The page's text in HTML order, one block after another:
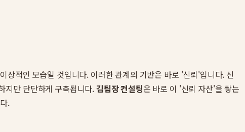
상적인 모습일 것입니다. 이러한 관계의 기반은 바로 '신뢰'입니다. 신
지만 단단하게 구축됩니다.김팀장 컨설팅은 바로 이 '신뢰 자산'을 쌓는
.